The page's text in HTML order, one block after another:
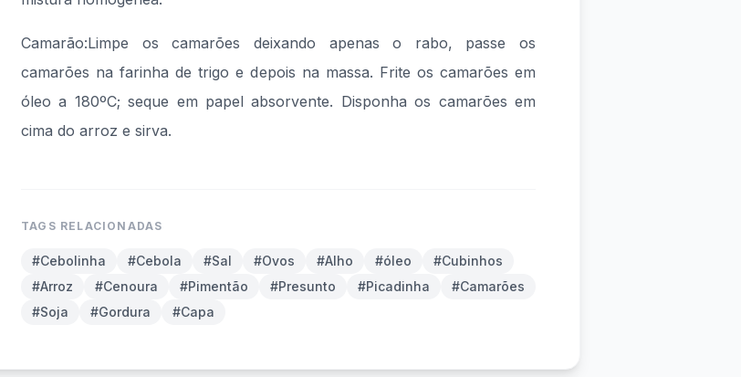
Camarão:Limpe os camarões deixando apenas o rabo, passe os
camarões na farinha de trigo e depois na massa. Frite os camarões em
óleo a 180ºC; seque em papel absorvente. Disponha os camarões em
cima do arroz e sirva.
TAGS RELACIONADAS
#Cebolinha #Cebola #Sal #Ovos #Alho #óleo
#Cubinhos
#Arroz
#Cenoura #Pimentão #Presunto #Picadinha
#Camarões
#Soja
#Gordura #Capa